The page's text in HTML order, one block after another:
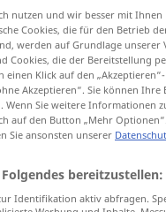
nutzen und wir besser mit Ihnen
Cookies, die für den Betrieb
werden auf Grundlage unserer
Cookies, die der Bereitstellung
Klick auf den
Akzeptieren“. Sie können Ihre
Sie weitere Informationen
auf den Button „Mehr Optionen“.
Sie ansonsten unserer
bereitzustellen:
Identifikation aktiv abfragen.